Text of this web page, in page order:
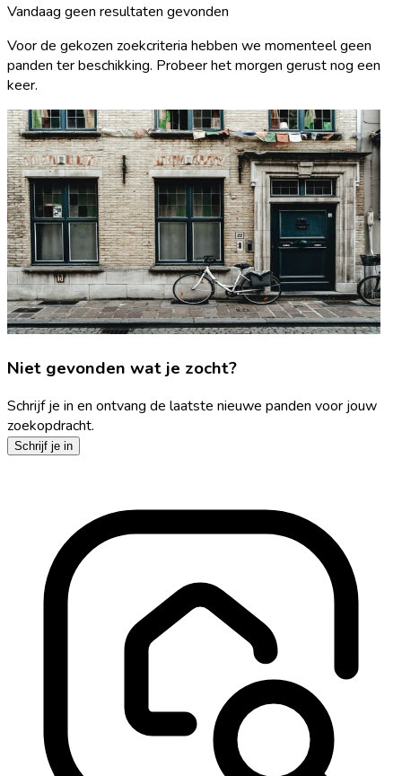
Vandaag geen resultaten gevonden
Voor de gekozen zoekcriteria hebben we momenteel geen
panden ter beschikking. Probeer het morgen gerust nog een
keer.
Niet gevonden wat je zocht?
Schrijf je in en ontvang de laatste nieuwe panden voor jouw
zoekopdracht.
Schrijf je in